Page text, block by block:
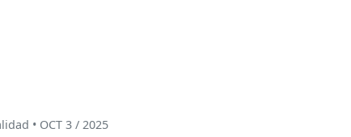
• OCT 3 / 2025